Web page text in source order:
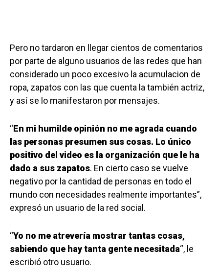
Pero no tardaron en llegar cientos de comentarios
por parte de alguno usuarios de las redes que han
considerado un poco excesivo la acumulacion de
ropa, zapatos con las que cuenta la también actriz,
y así se lo manifestaron por mensajes.
“En mi humilde opinión no me agrada cuando
las personas presumen sus cosas. Lo único
positivo del video es la organización que le ha
dado a sus zapatos. En cierto caso se vuelve
negativo por la cantidad de personas en todo el
mundo con necesidades realmente importantes”,
expresó un usuario de la red social.
“Yo no me atrevería mostrar tantas cosas,
sabiendo que hay tanta gente necesitada“, le
escribió otro usuario.